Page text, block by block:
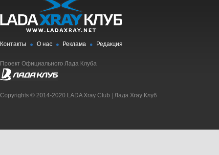
Контакты О нас Реклама Редакция
Проект Официального Лада Клуба
Copyrights © 2014-2020 LADA Xray Club | Лада Xray Клуб